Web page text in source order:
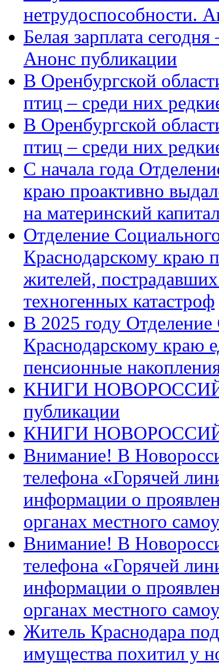
нетрудоспособности.
Белая зарплата
Анонс публикации
В Оренбургской
птиц – среди них
В Оренбургской
птиц – среди них
С начала года
краю проактивно
на материнский
Отделение
Краснодарскому краю
жителей,
техногенных катастроф
В 2025 году
Краснодарскому краю
пенсионные
КНИГИ
публикации
КНИГИ
Внимание! В
телефона «Горячей
информации о
органах местного
Внимание! В
телефона «Горячей
информации о
органах местного
Житель Краснодара
имущества похитил у